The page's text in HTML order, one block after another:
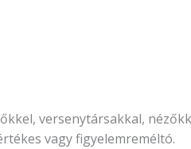
versenytársakkal,
vagy figyelemreméltó.